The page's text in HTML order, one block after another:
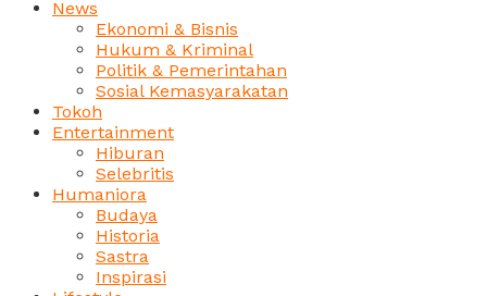
News
Ekonomi & Bisnis
Hukum & Kriminal
Politik & Pemerintahan
Sosial Kemasyarakatan
Tokoh
Entertainment
Hiburan
Selebritis
Humaniora
Budaya
Historia
Sastra
Inspirasi